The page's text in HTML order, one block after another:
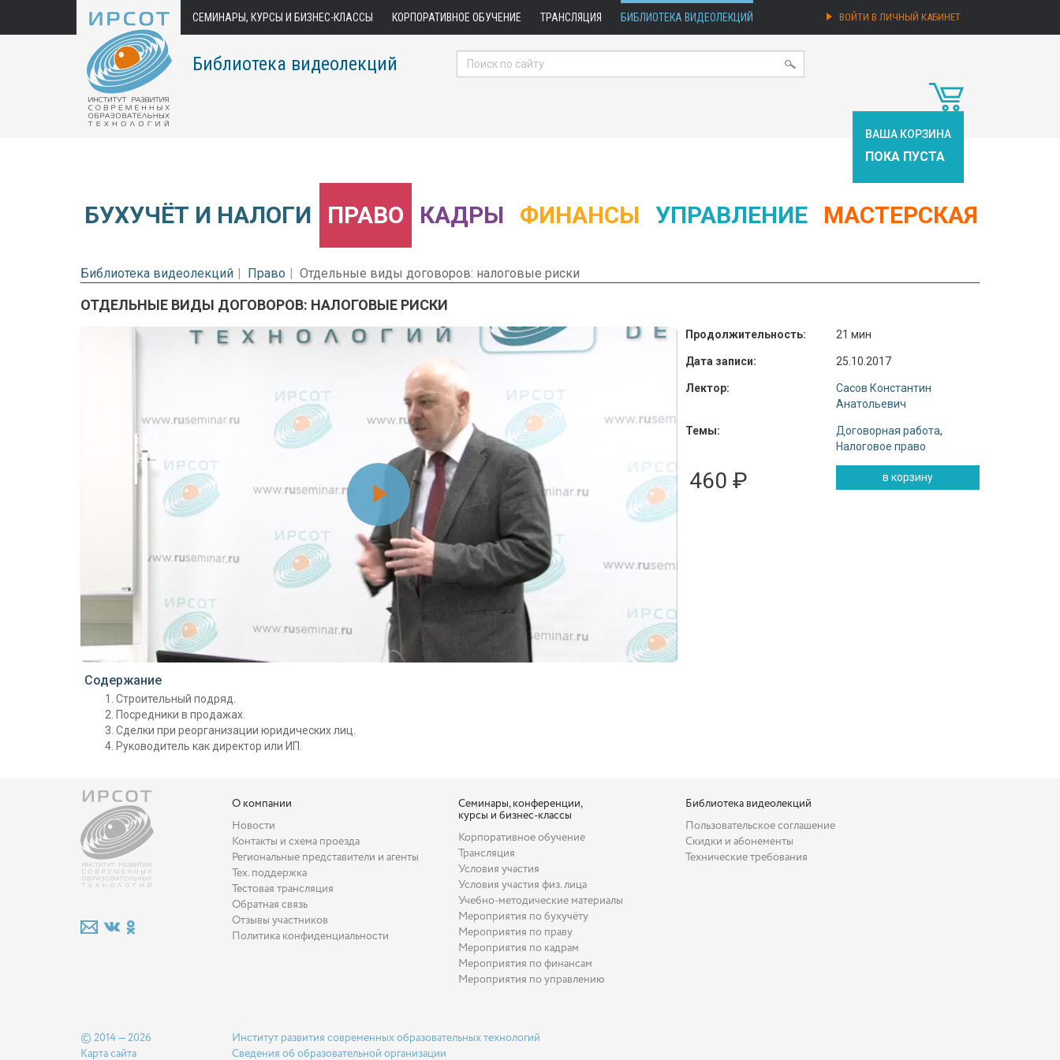
СЕМИНАРЫ, КУРСЫ И БИЗНЕС-КЛАССЫ КОРПОРАТИВНОЕ ОБУЧЕНИЕ ТРАНСЛЯЦИЯ БИБЛИОТЕКА ВИДЕОЛЕКЦИЙ ВОЙТИ В ЛИЧНЫЙ КАБИНЕТ
Библиотека видеолекций
ВАША КОРЗИНА
ПОКА ПУСТА
БУХУЧЁТ И НАЛОГИ ПРАВО КАДРЫ ФИНАНСЫ УПРАВЛЕНИЕ МАСТЕРСКАЯ
Библиотека видеолекций Право Отдельные виды договоров: налоговые риски
ОТДЕЛЬНЫЕ ВИДЫ ДОГОВОРОВ: НАЛОГОВЫЕ РИСКИ
Предварительный просмотр. Фрагмент
Воспроизвести
видео
Продолжительность: 21 мин
Дата записи: 25.10.2017
Лектор:
Сасов Константин
Анатольевич
Темы: Договорная работа,
Налоговое право
460 ₽
Содержание
Строительный подряд.
Посредники в продажах.
Сделки при реорганизации юридических лиц.
Руководитель как директор или ИП.
О компании
Новости
Контакты и схема проезда
Региональные представители и агенты
Тех. поддержка
Тестовая трансляция
Обратная связь
Отзывы участников
Политика конфиденциальности
Семинары, конференции,
курсы и бизнес-классы
Корпоративное обучение
Трансляция
Условия участия
Условия участия физ. лица
Учебно-методические материалы
Мероприятия по бухучёту
Мероприятия по праву
Мероприятия по кадрам
Мероприятия по финансам
Мероприятия по управлению
Библиотека видеолекций
Пользовательское соглашение
Скидки и абонементы
Технические требования
© 2014 — 2026
Карта сайта
Институт развития современных образовательных технологий
Сведения об образовательной организации